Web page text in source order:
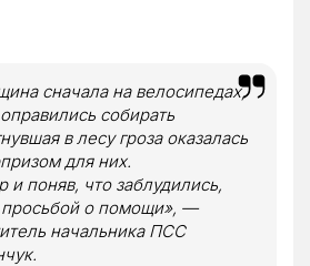
сначала на велосипедах,
собирать
в лесу гроза оказалась
для них.
и поняв, что заблудились,
просьбой о помощи», —
начальника ПСС